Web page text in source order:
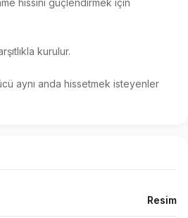
hissini güçlendirmek için
Resim